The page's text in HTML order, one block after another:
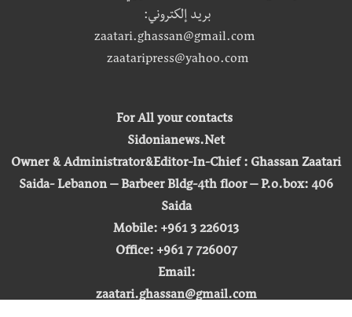
بريد إلكتروني:
zaatari.ghassan@gmail.com
zaataripress@yahoo.com
For All your contacts
Sidonianews.Net
Owner & Administrator&Editor-In-Chief : Ghassan Zaatari
Saida- Lebanon – Barbeer Bldg-4th floor – P.o.box: 406
Saida
Mobile: +961 3 226013
Office: +961 7 726007
Email:
zaatari.ghassan@gmail.com